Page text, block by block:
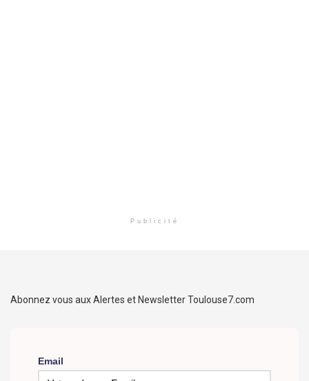
Publicité
Abonnez vous aux Alertes et Newsletter Toulouse7.com
Email